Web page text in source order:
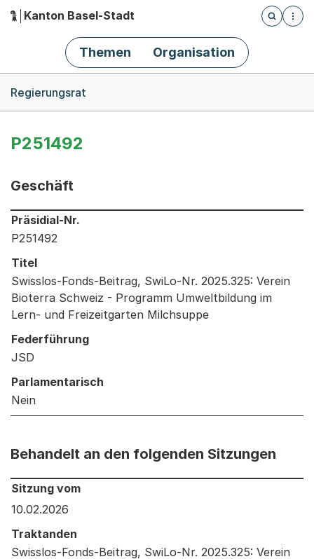
Hauptnavigation
Kanton Basel-Stadt
Öffnet
Themen Organisation
Regierungsrat
P251492
Geschäft
Informationen zum Ausgewählten Geschäft
Präsidial-Nr.
P251492
Titel
Swisslos-Fonds-Beitrag, SwiLo-Nr. 2025.325: Verein
Bioterra Schweiz - Programm Umweltbildung im
Lern- und Freizeitgarten Milchsuppe
Federführung
JSD
Parlamentarisch
Nein
Behandelt an den folgenden Sitzungen
Behandelt an den folgenden Sitzungen: Informationen
Sitzung vom
10.02.2026
Traktanden
Swisslos-Fonds-Beitrag, SwiLo-Nr. 2025.325: Verein